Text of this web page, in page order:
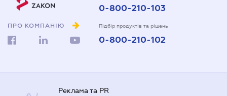
ПРО КОМПАНІЮ
0-800-210-103
Підбір продуктів та рішень
0-800-210-102
Реклама та PR